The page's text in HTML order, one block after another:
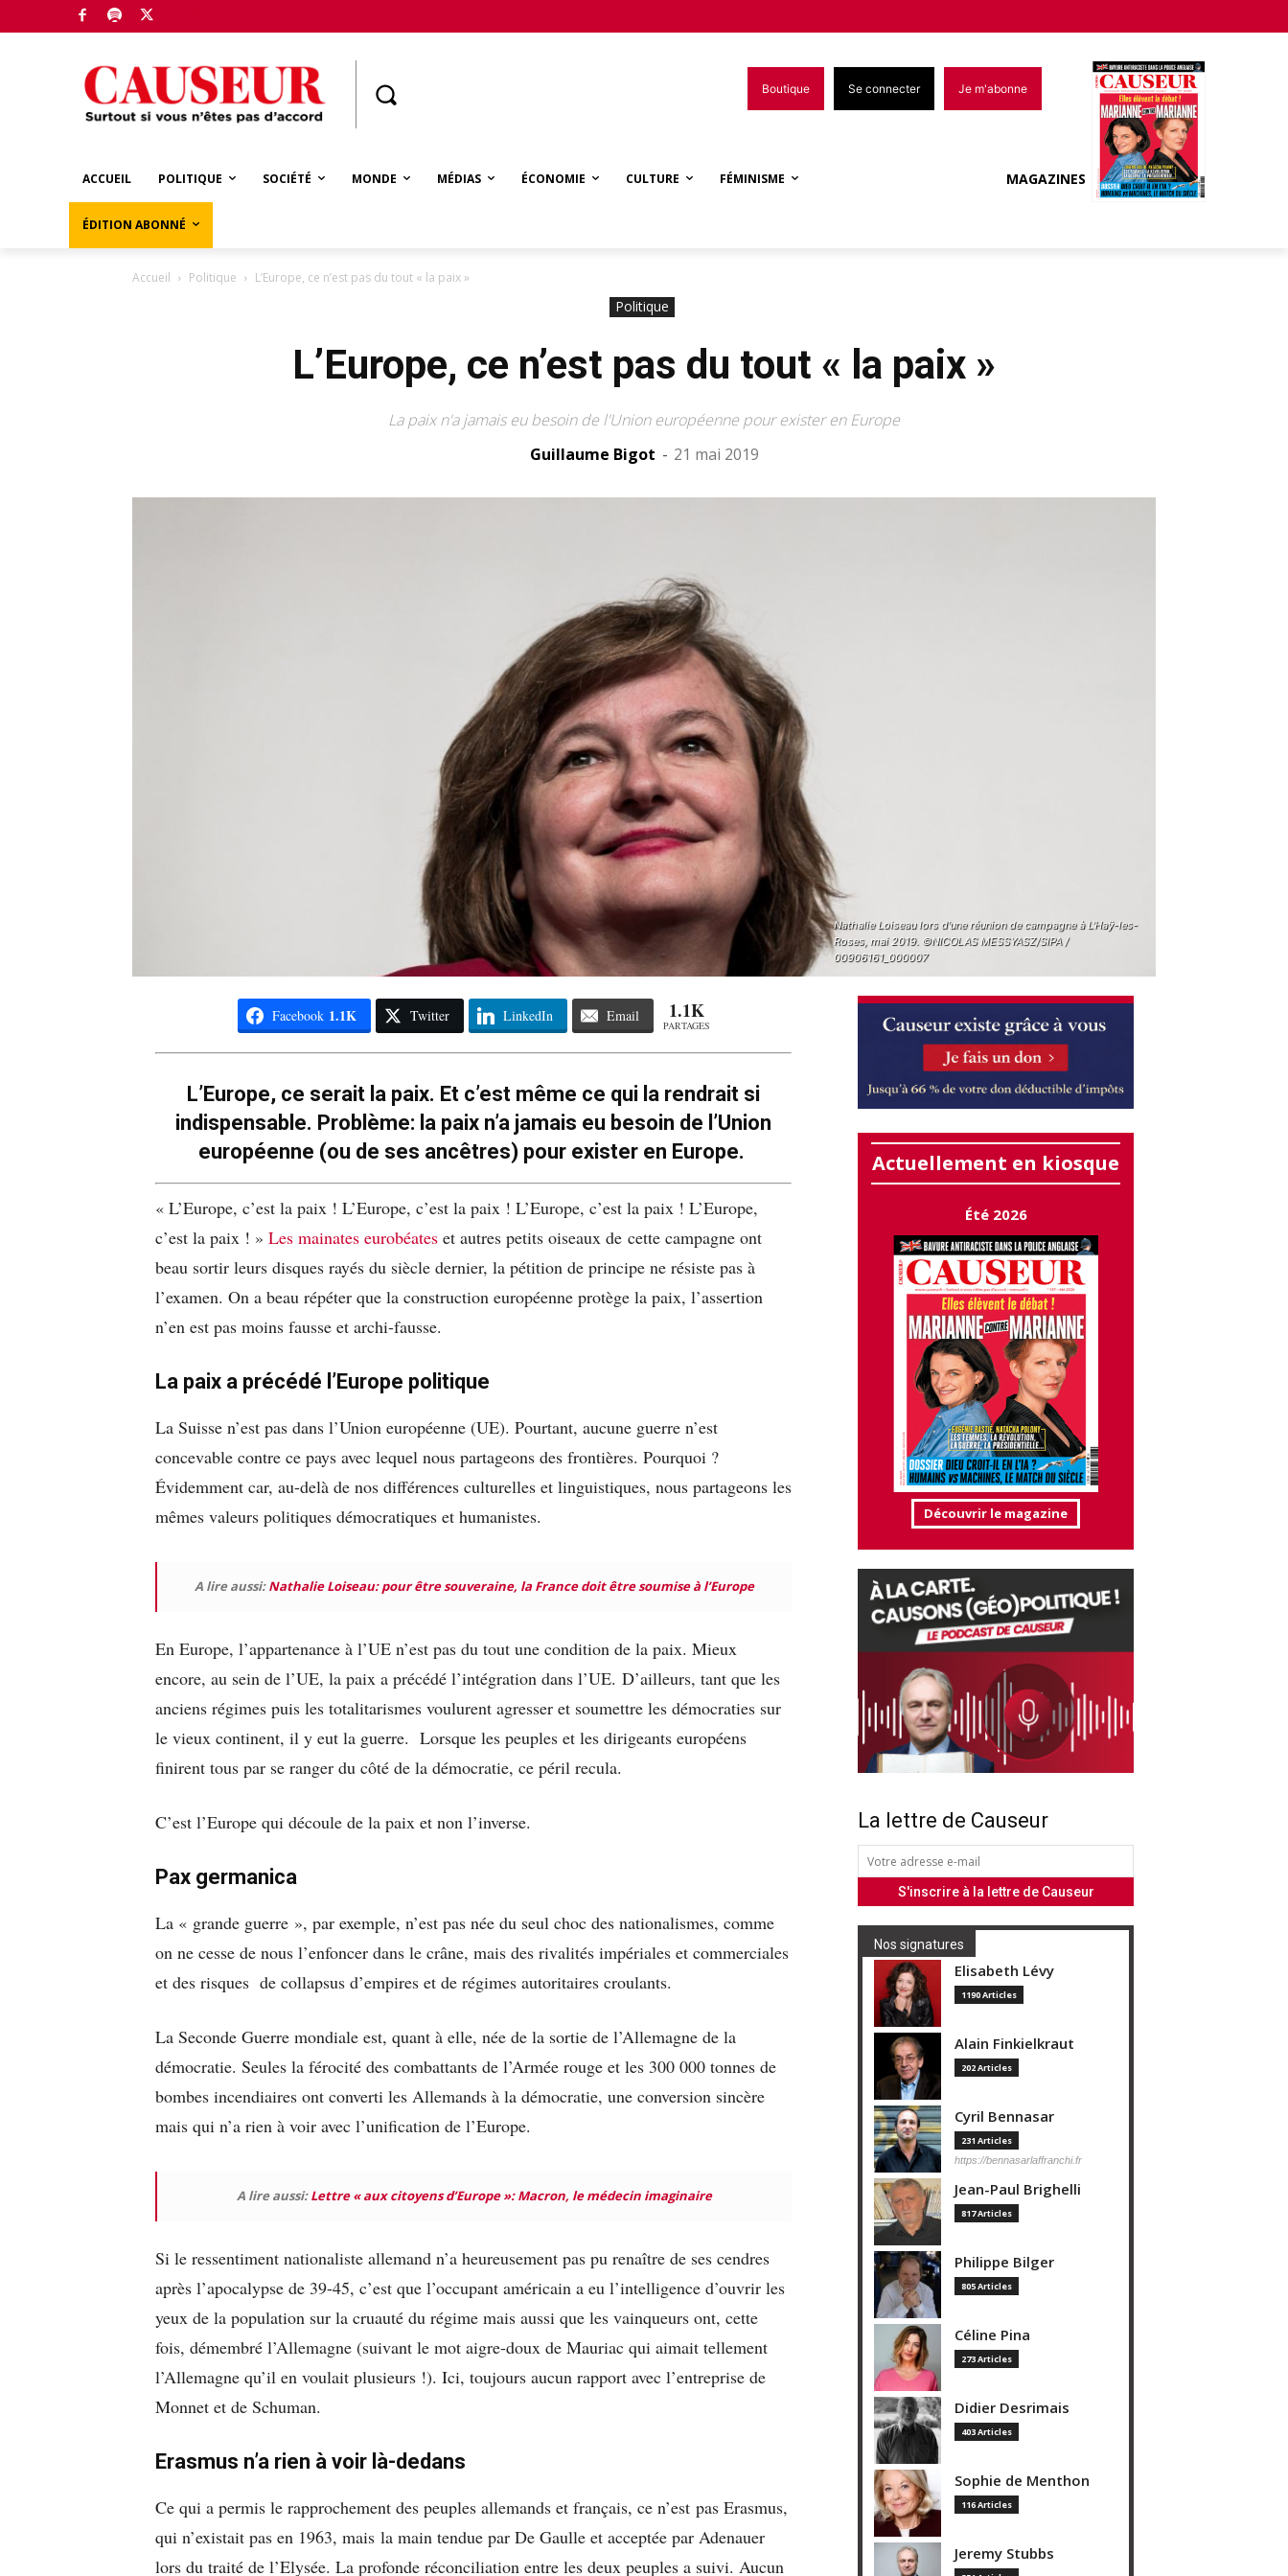
Boutique Se connecter Je m'abonne
ACCUEIL POLITIQUE SOCIÉTÉ MONDE MÉDIAS ÉCONOMIE CULTURE FÉMINISME
ÉDITION ABONNÉ
MAGAZINES
Accueil Politique L’Europe, ce n’est pas du tout « la paix »
Politique
L’Europe, ce n’est pas du tout « la paix »
La paix n'a jamais eu besoin de l'Union européenne pour exister en Europe
Guillaume Bigot - 21 mai 2019
Nathalie Loiseau lors d'une réunion de campagne à L'Haÿ-les-
Roses, mai 2019. ©NICOLAS MESSYASZ/SIPA /
00906161_000007
Facebook 1.1K Twitter LinkedIn Email 1.1K
PARTAGES
L’Europe, ce serait la paix. Et c’est même ce qui la rendrait si
indispensable. Problème: la paix n’a jamais eu besoin de l’Union
européenne (ou de ses ancêtres) pour exister en Europe.
« L’Europe, c’est la paix ! L’Europe, c’est la paix ! L’Europe, c’est la paix ! L’Europe,
c’est la paix ! » Les mainates eurobéates et autres petits oiseaux de cette campagne ont
beau sortir leurs disques rayés du siècle dernier, la pétition de principe ne résiste pas à
l’examen. On a beau répéter que la construction européenne protège la paix, l’assertion
n’en est pas moins fausse et archi-fausse.
La paix a précédé l’Europe politique
La Suisse n’est pas dans l’Union européenne (UE). Pourtant, aucune guerre n’est
concevable contre ce pays avec lequel nous partageons des frontières. Pourquoi ?
Évidemment car, au-delà de nos différences culturelles et linguistiques, nous partageons les
mêmes valeurs politiques démocratiques et humanistes.
A lire aussi:Nathalie Loiseau: pour être souveraine, la France doit être soumise à l’Europe
En Europe, l’appartenance à l’UE n’est pas du tout une condition de la paix. Mieux
encore, au sein de l’UE, la paix a précédé l’intégration dans l’UE. D’ailleurs, tant que les
anciens régimes puis les totalitarismes voulurent agresser et soumettre les démocraties sur
le vieux continent, il y eut la guerre. Lorsque les peuples et les dirigeants européens
finirent tous par se ranger du côté de la démocratie, ce péril recula.
C’est l’Europe qui découle de la paix et non l’inverse.
Pax germanica
La « grande guerre », par exemple, n’est pas née du seul choc des nationalismes, comme
on ne cesse de nous l’enfoncer dans le crâne, mais des rivalités impériales et commerciales
et des risques de collapsus d’empires et de régimes autoritaires croulants.
La Seconde Guerre mondiale est, quant à elle, née de la sortie de l’Allemagne de la
démocratie. Seules la férocité des combattants de l’Armée rouge et les 300 000 tonnes de
bombes incendiaires ont converti les Allemands à la démocratie, une conversion sincère
mais qui n’a rien à voir avec l’unification de l’Europe.
A lire aussi:Lettre « aux citoyens d’Europe »: Macron, le médecin imaginaire
Si le ressentiment nationaliste allemand n’a heureusement pas pu renaître de ses cendres
après l’apocalypse de 39-45, c’est que l’occupant américain a eu l’intelligence d’ouvrir les
yeux de la population sur la cruauté du régime mais aussi que les vainqueurs ont, cette
fois, démembré l’Allemagne (suivant le mot aigre-doux de Mauriac qui aimait tellement
l’Allemagne qu’il en voulait plusieurs !). Ici, toujours aucun rapport avec l’entreprise de
Monnet et de Schuman.
Erasmus n’a rien à voir là-dedans
Ce qui a permis le rapprochement des peuples allemands et français, ce n’est pas Erasmus,
qui n’existait pas en 1963, mais la main tendue par De Gaulle et acceptée par Adenauer
lors du traité de l’Elysée. La profonde réconciliation entre les deux peuples a suivi. Aucun
Actuellement en kiosque
Été 2026
Découvrir le magazine
La lettre de Causeur
Nos signatures
Elisabeth Lévy
1190 Articles
Alain Finkielkraut
202 Articles
Cyril Bennasar
231 Articles
https://bennasarlaffranchi.fr
Jean-Paul Brighelli
817 Articles
Philippe Bilger
805 Articles
Céline Pina
273 Articles
Didier Desrimais
403 Articles
Sophie de Menthon
116 Articles
Jeremy Stubbs